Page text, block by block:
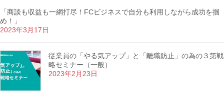
「商談も収益も一網打尽！FCビジネスで自分も利用しながら成功を掴
め！」
2023年3月17日
従業員の「やる気アップ」と「離職防止」の為の３第戦
略セミナー（一般）
2023年2月23日